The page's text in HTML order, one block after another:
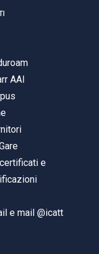
AAI
e
e mail @icatt